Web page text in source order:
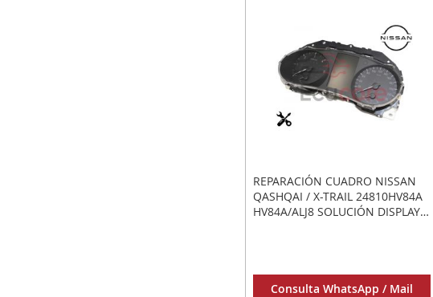
REPARACIÓN CUADRO NISSAN
QASHQAI / X-TRAIL 24810HV84A
HV84A/ALJ8 SOLUCIÓN DISPLAY
Consulta WhatsApp / Mail